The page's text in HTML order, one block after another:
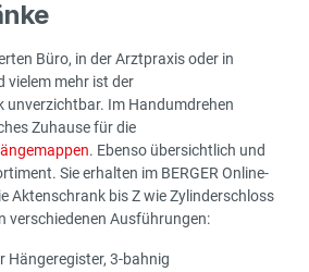
Büro, in der Arztpraxis oder in
vielem mehr ist der
unverzichtbar. Im Handumdrehen
Zuhause für die
. Ebenso übersichtlich und
Sie erhalten im BERGER Online-
Aktenschrank bis Z wie Zylinderschloss
verschiedenen Ausführungen:
Hängeregister, 3-bahnig